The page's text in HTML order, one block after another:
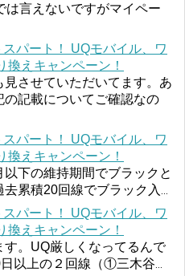
は言えないですがマイペー
スパート！ UQモバイル、ワ
換えキャンペーン！
させていただいてます。あ
の記載についてご確認なの
スパート！ UQモバイル、ワ
換えキャンペーン！
以下の維持期間でブラックと
累積20回線でブラック入
スパート！ UQモバイル、ワ
換えキャンペーン！
。UQ厳しくなってるんで
以上の２回線（①三木谷